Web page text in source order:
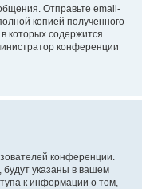
Отправьте email-
копией полученного
которых содержится
конференции
конференции.
будут указаны в вашем
к информации о том,